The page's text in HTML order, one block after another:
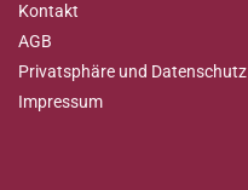
Kontakt
AGB
Privatsphäre und Datenschutz
Impressum